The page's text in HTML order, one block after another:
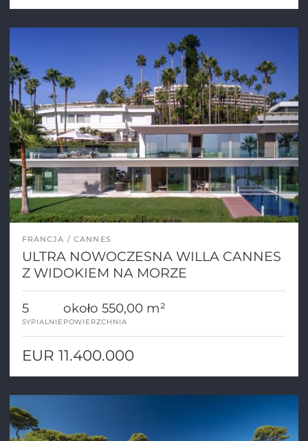
FRANCJA CANNES
ULTRA NOWOCZESNA WILLA CANNES
Z WIDOKIEM NA MORZE
5
SYPIALNIE
około 550,00 m²
POWIERZCHNIA
EUR 11.400.000